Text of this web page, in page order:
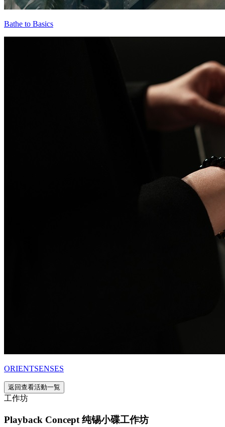
Bathe to Basics
ORIENTSENSES
返回查看活動一覧
工作坊
Playback Concept 纯锡小碟工作坊